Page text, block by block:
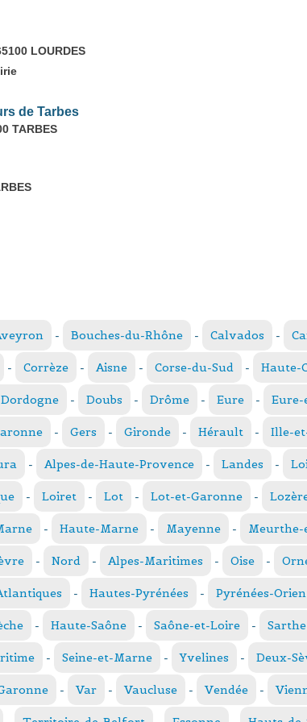
LOURDES
de Tarbes
TARBES
- Bouches-du-Rhône - Calvados -
- Corrèze - Aisne - Corse-du-Sud - Haute-
Dordogne - Doubs - Drôme - Eure -
- Gers - Gironde - Hérault - Ille-
- Alpes-de-Haute-Provence - Landes -
- Loiret - Lot - Lot-et-Garonne -
- Haute-Marne - Mayenne - Meurthe-
- Nord - Alpes-Maritimes - Oise -
- Hautes-Pyrénées - Pyrénées-
- Haute-Saône - Saône-et-Loire - Sarthe
- Seine-et-Marne - Yvelines - Deux-
- Var - Vaucluse - Vendée -